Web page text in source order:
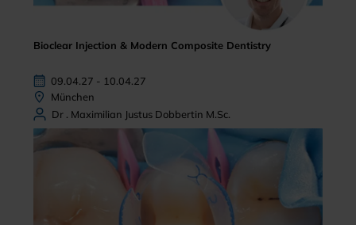
Bioclear Injection & Modern Composite Dentistry
09.04.27 - 10.04.27
München
Dr . Maximilian Justus Dobbertin M.Sc.